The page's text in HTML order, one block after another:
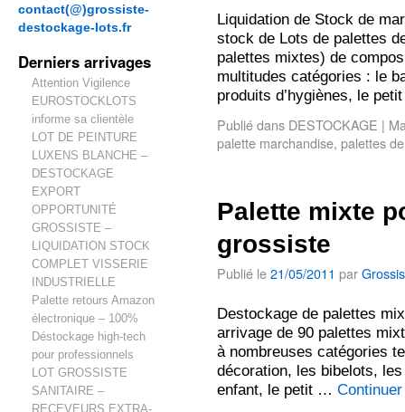
contact(@)grossiste-
destockage-lots.fr
Derniers arrivages
Attention Vigilence
EUROSTOCKLOTS
informe sa clientèle
LOT DE PEINTURE
LUXENS BLANCHE –
DESTOCKAGE
EXPORT
OPPORTUNITÉ
GROSSISTE –
LIQUIDATION STOCK
COMPLET VISSERIE
INDUSTRIELLE
Palette retours Amazon
électronique – 100%
Déstockage high-tech
pour professionnels
LOT GROSSISTE
SANITAIRE –
RECEVEURS EXTRA-
Liquidation de Stock de
stock de Lots de palettes
palettes mixtes) de
multitudes catégories : le
produits d’hygiènes, le
Publié dans DESTOCKAGE |
palette marchandise, palettes
Palette mixte
grossiste
Publié le21/05/2011 par
Destockage de palettes
arrivage de 90 palettes
à nombreuses catégories
décoration, les bibelots,
enfant, le petit …